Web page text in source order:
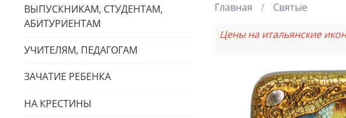
Главная Святые
Цены на итальянские
ВЫПУСКНИКАМ, СТУДЕНТАМ,
АБИТУРИЕНТАМ
УЧИТЕЛЯМ, ПЕДАГОГАМ
ЗАЧАТИЕ РЕБЕНКА
НА КРЕСТИНЫ